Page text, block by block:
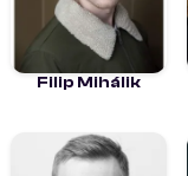
Filip Mihálik